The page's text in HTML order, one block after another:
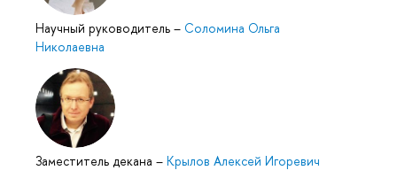
Научный руководитель – Соломина Ольга
Николаевна
Заместитель декана – Крылов Алексей Игоревич